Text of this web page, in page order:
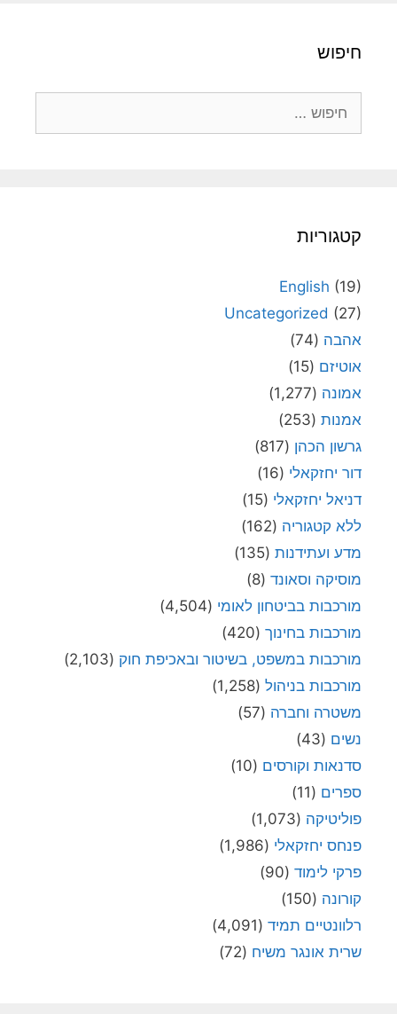
חיפוש
קטגוריות
English (19)
Uncategorized (27)
אהבה (74)
אוטיזם (15)
אמונה (1,277)
אמנות (253)
גרשון הכהן (817)
דור יחזקאלי (16)
דניאל יחזקאלי (15)
ללא קטגוריה (162)
מדע ועתידנות (135)
מוסיקה וסאונד (8)
מורכבות בביטחון לאומי (4,504)
מורכבות בחינוך (420)
מורכבות במשפט, בשיטור ובאכיפת חוק (2,103)
מורכבות בניהול (1,258)
משטרה וחברה (57)
נשים (43)
סדנאות וקורסים (10)
ספרים (11)
פוליטיקה (1,073)
פנחס יחזקאלי (1,986)
פרקי לימוד (90)
קורונה (150)
רלוונטיים תמיד (4,091)
שרית אונגר משיח (72)